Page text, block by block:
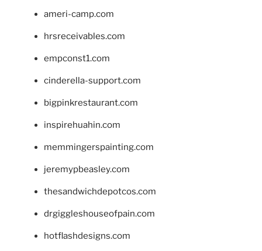
ameri-camp.com
hrsreceivables.com
empconst1.com
cinderella-support.com
bigpinkrestaurant.com
inspirehuahin.com
memmingerspainting.com
jeremypbeasley.com
thesandwichdepotcos.com
drgiggleshouseofpain.com
hotflashdesigns.com